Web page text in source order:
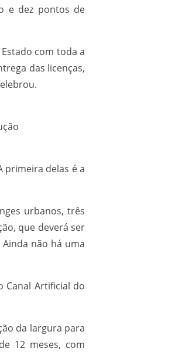
e dez pontos de
com toda a
das licenças,
primeira delas é a
urbanos, três
que deverá ser
não há uma
Canal Artificial do
da largura para
12 meses, com